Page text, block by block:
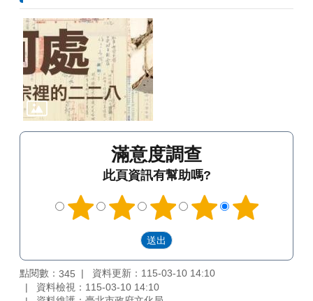
滿意度調查
此頁資訊有幫助嗎?
點閱數： 345
資料更新：115-03-10 14:10
資料檢視：115-03-10 14:10